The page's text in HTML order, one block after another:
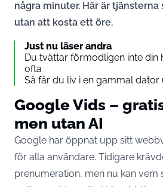
några minuter. Här är
utan att kosta ett öre.
Just nu läser andra
Du tvättar förmodligen inte din
ofta
Så får du liv i en gammal
Google Vids –
men utan AI
Google har öppnat upp sitt
för alla användare. Tidigare
prenumeration, men nu kan vem